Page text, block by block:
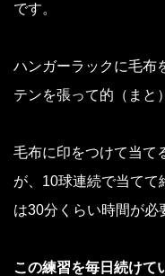
です。
ハンガーラックに毛布
テンを張って的（まと
毛布に印をつけて当て
が、10球連続で当てて
は30分くらい時間が必
この練習を毎日続けて